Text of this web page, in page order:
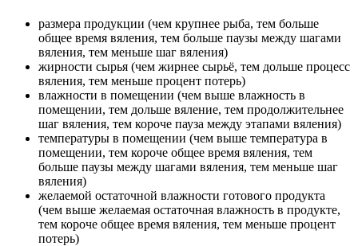
размера продукции (чем крупнее рыба, тем больше
общее время вяления, тем больше паузы между шагами
вяления, тем меньше шаг вяления)
жирности сырья (чем жирнее сырьё, тем дольше процесс
вяления, тем меньше процент потерь)
влажности в помещении (чем выше влажность в
помещении, тем дольше вяление, тем продолжительнее
шаг вяления, тем короче пауза между этапами вяления)
температуры в помещении (чем выше температура в
помещении, тем короче общее время вяления, тем
больше паузы между шагами вяления, тем меньше шаг
вяления)
желаемой остаточной влажности готового продукта
(чем выше желаемая остаточная влажность в продукте,
тем короче общее время вяления, тем меньше процент
потерь)